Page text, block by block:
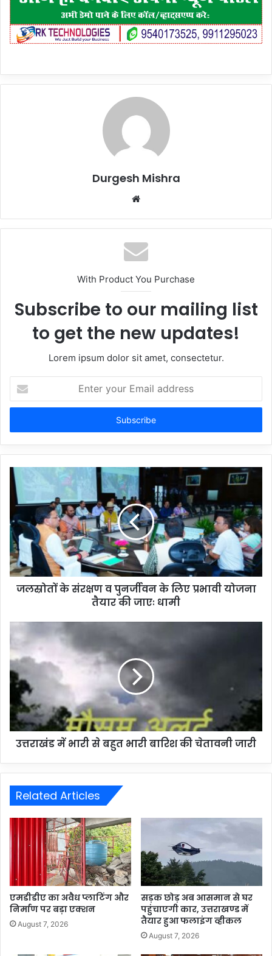
Durgesh Mishra
Website
With Product You Purchase
Subscribe to our mailing list
to get the new updates!
Lorem ipsum dolor sit amet, consectetur.
your
Email
जलस्रोतों के संरक्षण व पुनर्जीवन के लिए प्रभावी योजना
तैयार की जाएः धामी
उत्तराखंड में भारी से बहुत भारी बारिश की चेतावनी जारी
Related Articles
एमडीडीए का अवैध प्लाटिंग और
निर्माण पर बड़ा एक्शन
August 7, 2026
सड़क छोड़ अब आसमान से घर
पहुंचाएगी कार, उत्तराखण्ड में
तैयार हुआ फलाइंग व्हीकल
August 7, 2026